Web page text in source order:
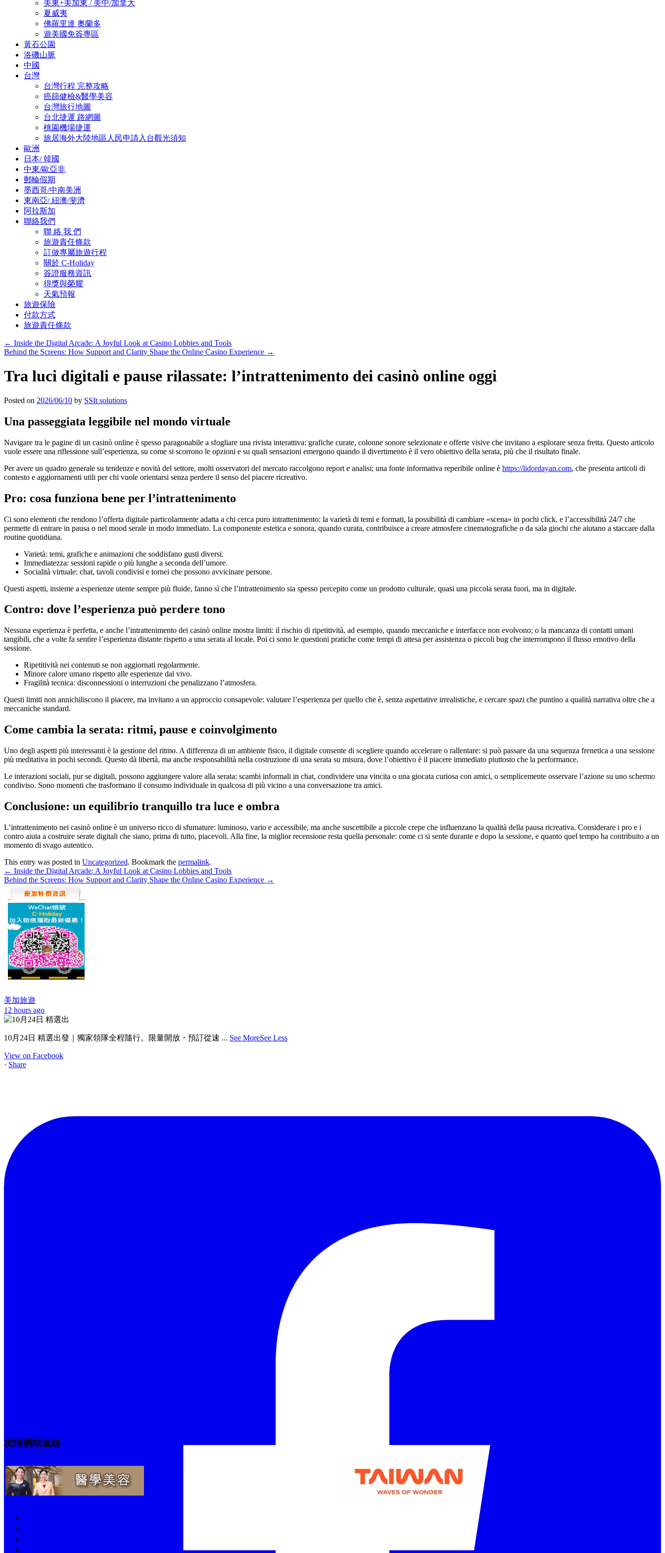
美東+美加東 / 美中/加拿大
夏威夷
佛羅里達 奧蘭多
遊美國免簽專區
黃石公園
洛磯山脈
中國
台灣
台灣行程 完整攻略
癌篩健檢&醫學美容
台灣旅行地圖
台北捷運 路網圖
桃園機場捷運
旅居海外大陸地區人民申請入台觀光須知
歐洲
日本/ 韓國
中東/歐亞非
郵輪假期
墨西哥/中南美洲
東南亞/ 紐澳/斐濟
阿拉斯加
聯絡我們
聯 絡 我 們
旅遊責任條款
訂做專屬旅遊行程
關於 C-Holiday
簽證服務資訊
得獎與榮耀
天氣預報
旅遊保險
付款方式
旅遊責任條款
← Inside the Digital Arcade: A Joyful Look at Casino Lobbies and Tools
Behind the Screens: How Support and Clarity Shape the Online Casino Experience →
Tra luci digitali e pause rilassate: l’intrattenimento dei casinò online oggi
Posted on 2026/06/10 by SSIt solutions
Una passeggiata leggibile nel mondo virtuale
Navigare tra le pagine di un casinò online è spesso paragonabile a sfogliare una rivista interattiva: grafiche curate, colonne sonore selezionate e offerte visive che invitano a esplorare senza fretta. Questo articolo
vuole essere una riflessione sull’esperienza, su come si scorrono le opzioni e su quali sensazioni emergono quando il divertimento è il vero obiettivo della serata, più che il risultato finale.
Per avere un quadro generale su tendenze e novità del settore, molti osservatori del mercato raccolgono report e analisi; una fonte informativa reperibile online è https://lidordayan.com, che presenta articoli di
contesto e aggiornamenti utili per chi vuole orientarsi senza perdere il senso del piacere ricreativo.
Pro: cosa funziona bene per l’intrattenimento
Ci sono elementi che rendono l’offerta digitale particolarmente adatta a chi cerca puro intrattenimento: la varietà di temi e formati, la possibilità di cambiare «scena» in pochi click, e l’accessibilità 24/7 che
permette di entrare in pausa o nel mood serale in modo immediato. La componente estetica e sonora, quando curata, contribuisce a creare atmosfere cinematografiche o da sala giochi che aiutano a staccare dalla
routine quotidiana.
Varietà: temi, grafiche e animazioni che soddisfano gusti diversi.
Immediatezza: sessioni rapide o più lunghe a seconda dell’umore.
Socialità virtuale: chat, tavoli condivisi e tornei che possono avvicinare persone.
Questi aspetti, insieme a esperienze utente sempre più fluide, fanno sì che l’intrattenimento sia spesso percepito come un prodotto culturale, quasi una piccola serata fuori, ma in digitale.
Contro: dove l’esperienza può perdere tono
Nessuna esperienza è perfetta, e anche l’intrattenimento dei casinò online mostra limiti: il rischio di ripetitività, ad esempio, quando meccaniche e interfacce non evolvono; o la mancanza di contatti umani
tangibili, che a volte fa sentire l’esperienza distante rispetto a una serata al locale. Poi ci sono le questioni pratiche come tempi di attesa per assistenza o piccoli bug che interrompono il flusso emotivo della
sessione.
Ripetitività nei contenuti se non aggiornati regolarmente.
Minore calore umano rispetto alle esperienze dal vivo.
Fragilità tecnica: disconnessioni o interruzioni che penalizzano l’atmosfera.
Questi limiti non annichiliscono il piacere, ma invitano a un approccio consapevole: valutare l’esperienza per quello che è, senza aspettative irrealistiche, e cercare spazi che puntino a qualità narrativa oltre che a
meccaniche standard.
Come cambia la serata: ritmi, pause e coinvolgimento
Uno degli aspetti più interessanti è la gestione del ritmo. A differenza di un ambiente fisico, il digitale consente di scegliere quando accelerare o rallentare: si può passare da una sequenza frenetica a una sessione
più meditativa in pochi secondi. Questo dà libertà, ma anche responsabilità nella costruzione di una serata su misura, dove l’obiettivo è il piacere immediato piuttosto che la performance.
Le interazioni sociali, pur se digitali, possono aggiungere valore alla serata: scambi informali in chat, condividere una vincita o una giocata curiosa con amici, o semplicemente osservare l’azione su uno schermo
condiviso. Sono momenti che trasformano il consumo individuale in qualcosa di più vicino a una conversazione tra amici.
Conclusione: un equilibrio tranquillo tra luce e ombra
L’intrattenimento nei casinò online è un universo ricco di sfumature: luminoso, vario e accessibile, ma anche suscettibile a piccole crepe che influenzano la qualità della pausa ricreativa. Considerare i pro e i
contro aiuta a costruire serate digitali che siano, prima di tutto, piacevoli. Alla fine, la miglior recensione resta quella personale: come ci si sente durante e dopo la sessione, e quanto quel tempo ha contribuito a un
momento di svago autentico.
This entry was posted in Uncategorized. Bookmark the permalink.
← Inside the Digital Arcade: A Joyful Look at Casino Lobbies and Tools
Behind the Screens: How Support and Clarity Shape the Online Casino Experience →
美加旅遊
12 hours ago
10月24日 精選出發｜獨家領隊全程隨行。限量開放・預訂從速 ... See MoreSee Less
View on Facebook
· Share
友情網站連結